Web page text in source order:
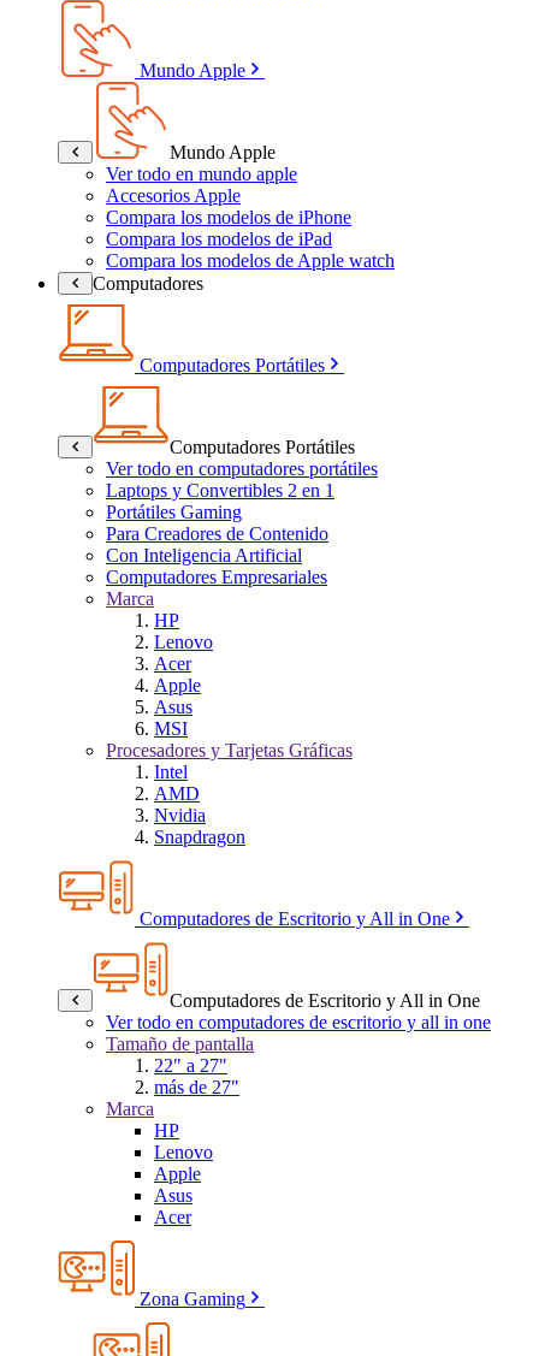
Mundo Apple
Mundo Apple
Ver todo en mundo apple
Accesorios Apple
Compara los modelos de iPhone
Compara los modelos de iPad
Compara los modelos de Apple watch
Computadores
Computadores Portátiles
Computadores Portátiles
Ver todo en computadores portátiles
Laptops y Convertibles 2 en 1
Portátiles Gaming
Para Creadores de Contenido
Con Inteligencia Artificial
Computadores Empresariales
Marca
HP
Lenovo
Acer
Apple
Asus
MSI
Procesadores y Tarjetas Gráficas
Intel
AMD
Nvidia
Snapdragon
Computadores de Escritorio y All in One
Computadores de Escritorio y All in One
Ver todo en computadores de escritorio y all in one
Tamaño de pantalla
22" a 27"
más de 27"
Marca
HP
Lenovo
Apple
Asus
Acer
Zona Gaming